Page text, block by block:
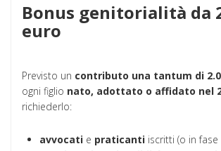
Bonus genitorialità da
euro
Previsto un contributo una tantum di
ogni figlio nato, adottato o affidato nel
richiederlo:
avvocati e praticanti iscritti (o in fase